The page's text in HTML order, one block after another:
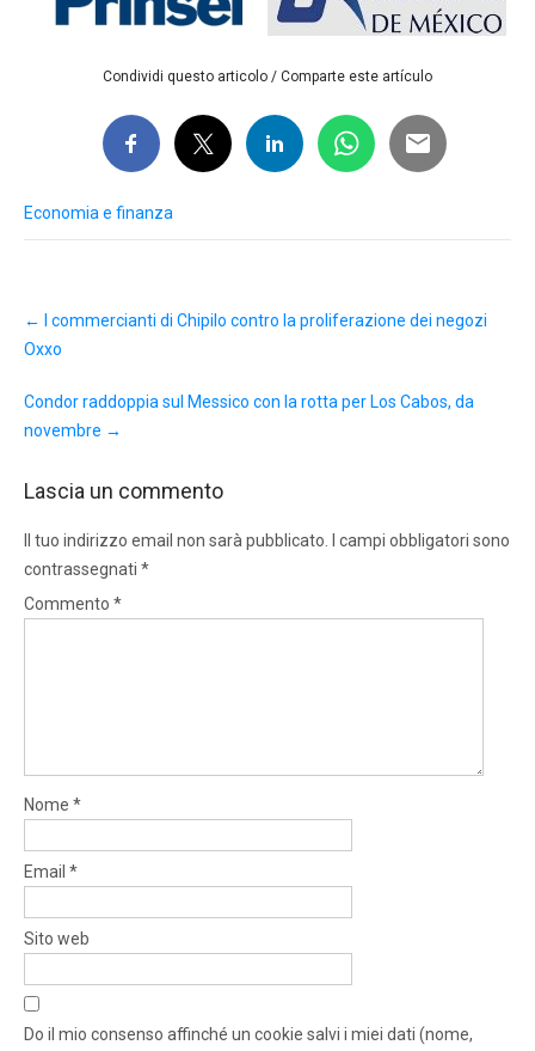
Condividi questo articolo / Comparte este artículo
Economia e finanza
navigation
←
I commercianti di Chipilo contro la proliferazione dei negozi
Oxxo
Condor raddoppia sul Messico con la rotta per Los Cabos, da
novembre →
Lascia un commento
Il tuo indirizzo email non sarà pubblicato.
I campi obbligatori sono
contrassegnati *
Commento *
Nome *
Email *
Sito web
Do il mio consenso affinché un cookie salvi i miei dati (nome,